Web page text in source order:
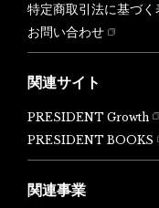
特定商取引法に基づく
お問い合わせ
関連サイト
PRESIDENT Growth
PRESIDENT BOOKS
関連事業